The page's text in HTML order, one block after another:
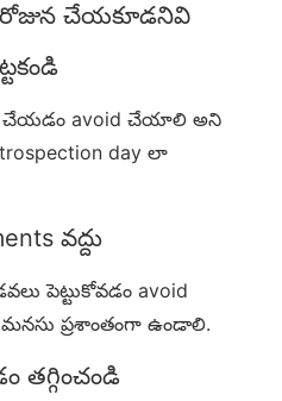
రోజున చేయకూడనివి
చేయడం avoid చేయాలి అని
day లా
వద్దు
పెట్టుకోవడం avoid
ప్రశాంతంగా ఉండాలి.
తగ్గించండి